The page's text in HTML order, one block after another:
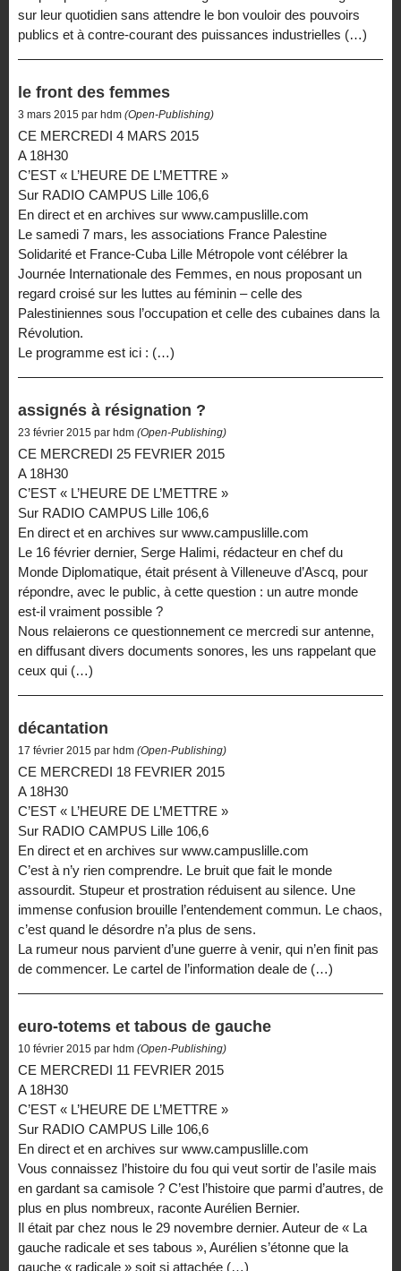
sur leur quotidien sans attendre le bon vouloir des pouvoirs
publics et à contre-courant des puissances industrielles (…)
le front des femmes
3 mars 2015 par hdm (Open-Publishing)
CE MERCREDI 4 MARS 2015
A 18H30
C’EST « L’HEURE DE L’METTRE »
Sur RADIO CAMPUS Lille 106,6
En direct et en archives sur www.campuslille.com
Le samedi 7 mars, les associations France Palestine
Solidarité et France-Cuba Lille Métropole vont célébrer la
Journée Internationale des Femmes, en nous proposant un
regard croisé sur les luttes au féminin – celle des
Palestiniennes sous l’occupation et celle des cubaines dans la
Révolution.
Le programme est ici : (…)
assignés à résignation ?
23 février 2015 par hdm (Open-Publishing)
CE MERCREDI 25 FEVRIER 2015
A 18H30
C’EST « L’HEURE DE L’METTRE »
Sur RADIO CAMPUS Lille 106,6
En direct et en archives sur www.campuslille.com
Le 16 février dernier, Serge Halimi, rédacteur en chef du
Monde Diplomatique, était présent à Villeneuve d’Ascq, pour
répondre, avec le public, à cette question : un autre monde
est-il vraiment possible ?
Nous relaierons ce questionnement ce mercredi sur antenne,
en diffusant divers documents sonores, les uns rappelant que
ceux qui (…)
décantation
17 février 2015 par hdm (Open-Publishing)
CE MERCREDI 18 FEVRIER 2015
A 18H30
C’EST « L’HEURE DE L’METTRE »
Sur RADIO CAMPUS Lille 106,6
En direct et en archives sur www.campuslille.com
C’est à n’y rien comprendre. Le bruit que fait le monde
assourdit. Stupeur et prostration réduisent au silence. Une
immense confusion brouille l’entendement commun. Le chaos,
c’est quand le désordre n’a plus de sens.
La rumeur nous parvient d’une guerre à venir, qui n’en finit pas
de commencer. Le cartel de l’information deale de (…)
euro-totems et tabous de gauche
10 février 2015 par hdm (Open-Publishing)
CE MERCREDI 11 FEVRIER 2015
A 18H30
C’EST « L’HEURE DE L’METTRE »
Sur RADIO CAMPUS Lille 106,6
En direct et en archives sur www.campuslille.com
Vous connaissez l’histoire du fou qui veut sortir de l’asile mais
en gardant sa camisole ? C’est l’histoire que parmi d’autres, de
plus en plus nombreux, raconte Aurélien Bernier.
Il était par chez nous le 29 novembre dernier. Auteur de « La
gauche radicale et ses tabous », Aurélien s’étonne que la
gauche « radicale » soit si attachée (…)